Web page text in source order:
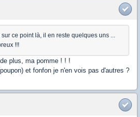
ce point là, il en reste quelques uns ...
!!!
plus, ma pomme ! ! !
et fonfon je n'en vois pas d'autres ?